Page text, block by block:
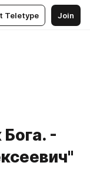
Teletype Join
-